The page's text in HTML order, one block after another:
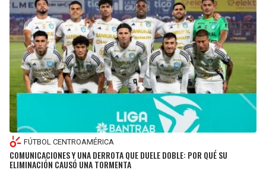
FÚTBOL CENTROAMÉRICA
COMUNICACIONES Y UNA DERROTA QUE DUELE DOBLE: POR QUÉ SU
ELIMINACIÓN CAUSÓ UNA TORMENTA